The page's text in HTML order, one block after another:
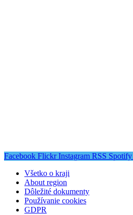
Facebook Flickr Instagram RSS Spotify
Všetko o kraji
About region
Dôležité dokumenty
Používanie cookies
GDPR